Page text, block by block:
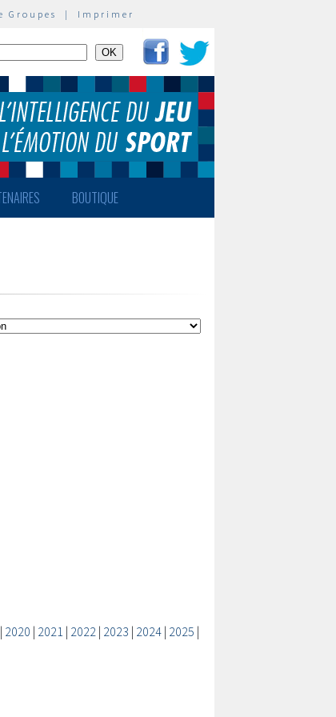
Groupes | Imprimer
BOUTIQUE
| 2020 | 2021 | 2022| 2023 | 2024| 2025 |